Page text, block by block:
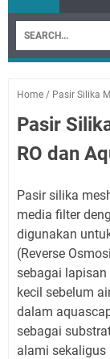
Home / Pasir Silika
Pasir
RO dan
Pasir silika
media filter
digunakan
(Reverse
sebagai
kecil sebelum
dalam
sebagai
alami